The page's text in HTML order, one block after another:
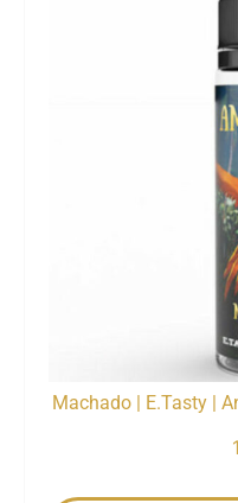
Machado | E.Tasty |